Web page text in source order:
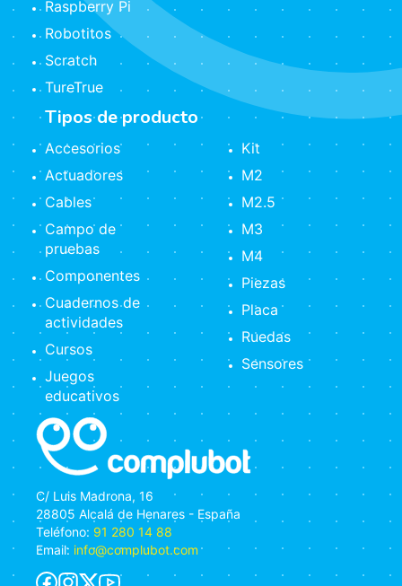
C/ Luis Madrona, 16
28805 Alcalá de Henares - España
Teléfono: 91 280 14 88
Email: info@complubot.com
Raspberry Pi
Robotitos
Scratch
TureTrue
Tipos de producto
Accesorios
Actuadores
Cables
Campo de
pruebas
Componentes
Cuadernos de
actividades
Cursos
Juegos
educativos
Kit
M2
M2.5
M3
M4
Piezas
Placa
Ruedas
Sensores